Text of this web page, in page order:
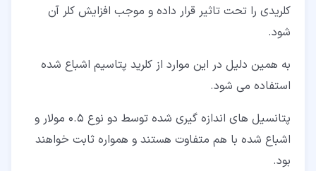
کلریدی را تحت تاثیر قرار داده و موجب افزایش کلر آن
شود.
به همین دلیل در این موارد از کلرید پتاسیم اشباع شده
استفاده می شود.
پتانسیل های اندازه گیری شده توسط دو نوع 0.5 مولار و
اشباع شده با هم متفاوت هستند و همواره ثابت خواهند
بود.